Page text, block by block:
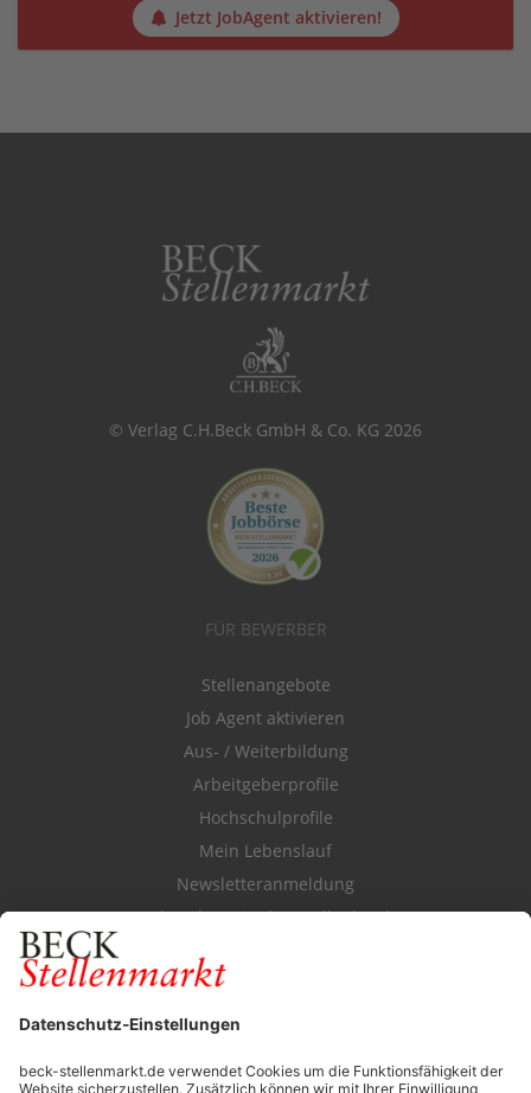
Jetzt JobAgent aktivieren!
© Verlag C.H.Beck GmbH & Co. KG 2026
FÜR BEWERBER
Stellenangebote
Job Agent aktivieren
Aus- / Weiterbildung
Arbeitgeberprofile
Hochschulprofile
Mein Lebenslauf
Newsletteranmeldung
Durchsuchen Sie den Stellenkatalog
FÜR ARBEITGEBER
Stellenmarktpreise
Anzeigen-AGB